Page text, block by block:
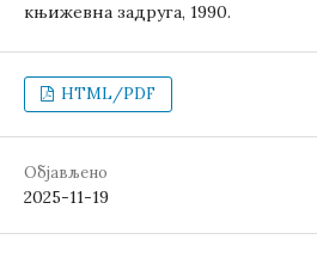
књижевна задруга, 1990.
HTML/PDF
Објављено
2025-11-19